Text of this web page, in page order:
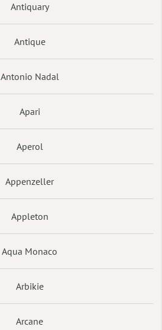
Antiquary
Antique
Antonio Nadal
Apari
Aperol
Appenzeller
Appleton
Aqua Monaco
Arbikie
Arcane